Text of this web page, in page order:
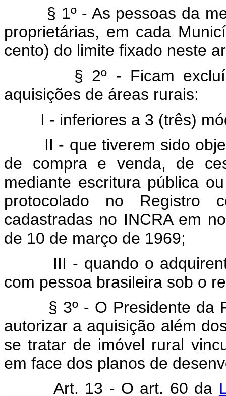
§ 1º - As pessoas da
proprietárias, em cada
cento) do limite fixado neste
§ 2º - Ficam excluídas
aquisições de áreas rurais:
I - inferiores a 3 (três)
II - que tiverem sido
de compra e venda, de
mediante escritura pública
protocolado no Registro
cadastradas no INCRA em
de 10 de março de 1969;
III - quando o adquirente
com pessoa brasileira sob o
§ 3º - O Presidente da
autorizar a aquisição além
se tratar de imóvel rural
em face dos planos de
Art. 13 - O art. 60 da